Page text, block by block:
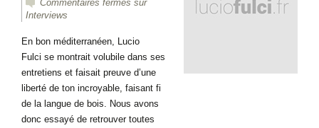
Commentaires fermés sur
Interviews
En bon méditerranéen, Lucio
Fulci se montrait volubile dans ses
entretiens et faisait preuve d’une
liberté de ton incroyable, faisant fi
de la langue de bois. Nous avons
donc essayé de retrouver toutes